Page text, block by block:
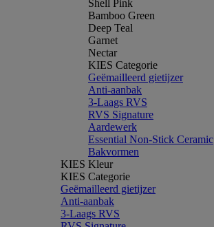
Shell Pink
Bamboo Green
Deep Teal
Garnet
Nectar
KIES Categorie
Geëmailleerd gietijzer
Anti-aanbak
3-Laags RVS
RVS Signature
Aardewerk
Essential Non-Stick Ceramic
Bakvormen
KIES Kleur
KIES Categorie
Geëmailleerd gietijzer
Anti-aanbak
3-Laags RVS